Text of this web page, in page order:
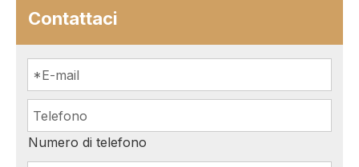
Contattaci
Numero di telefono